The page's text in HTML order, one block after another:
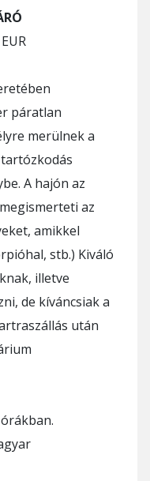
páratlan
merülnek a
A hajón az
az
amikkel
stb.) Kiváló
illetve
de kíváncsiak a
után